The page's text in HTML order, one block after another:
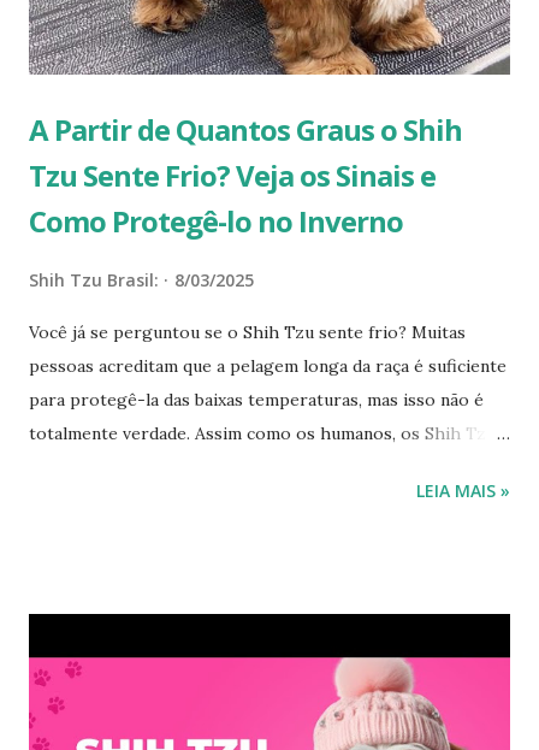
A Partir de Quantos Graus o Shih
Tzu Sente Frio? Veja os Sinais e
Como Protegê-lo no Inverno
Shih Tzu Brasil: 8/03/2025
Você já se perguntou se o Shih Tzu sente frio? Muitas
pessoas acreditam que a pelagem longa da raça é suficiente
para protegê-la das baixas temperaturas, mas isso não é
totalmente verdade. Assim como os humanos, os Shih Tzus
inverno, principalmente quando as temperaturas ficam
durante os dias mais gelados. Resposta Rápida: A Partir de
Quantos Graus o Shih Tzu Sente Frio? De forma geral, o
Shih Tzu pode começar a sentir desconforto quando a
LEIA MAIS »